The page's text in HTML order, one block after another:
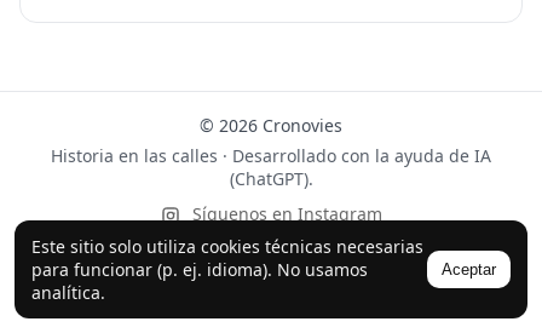
Este sitio solo utiliza cookies técnicas necesarias
para funcionar (p. ej. idioma). No usamos
analítica.
Aceptar
© 2026 Cronovies
Historia en las calles · Desarrollado con la ayuda de IA
(ChatGPT).
Síguenos en Instagram